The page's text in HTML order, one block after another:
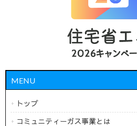
MENU
トップ
コミュニティーガス事業とは